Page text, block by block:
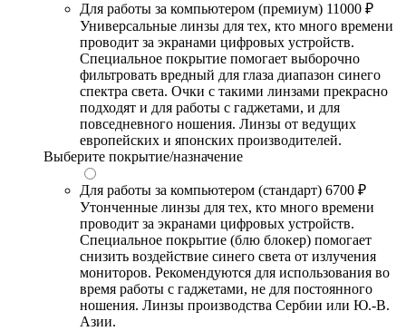
Для работы за компьютером (премиум) 11000 ₽
Универсальные линзы для тех, кто много времени
проводит за экранами цифровых устройств.
Специальное покрытие помогает выборочно
фильтровать вредный для глаза диапазон синего
спектра света. Очки с такими линзами прекрасно
подходят и для работы с гаджетами, и для
повседневного ношения. Линзы от ведущих
европейских и японских производителей.
Выберите покрытие/назначение
Для работы за компьютером (стандарт) 6700 ₽
Утонченные линзы для тех, кто много времени
проводит за экранами цифровых устройств.
Специальное покрытие (блю блокер) помогает
снизить воздействие синего света от излучения
мониторов. Рекомендуются для использования во
время работы с гаджетами, не для постоянного
ношения. Линзы производства Сербии или Ю.-В.
Азии.